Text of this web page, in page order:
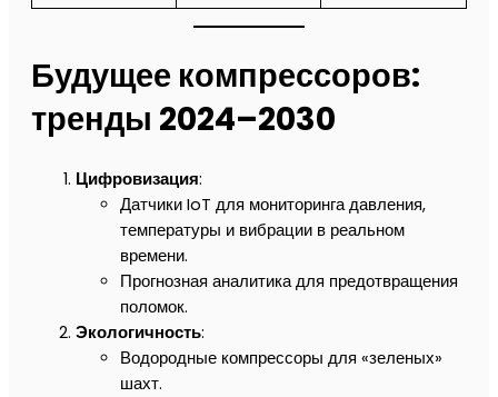
Будущее компрессоров:
тренды 2024–2030
Цифровизация:
Датчики IoT для мониторинга давления,
температуры и вибрации в реальном
времени.
Прогнозная аналитика для предотвращения
поломок.
Экологичность:
Водородные компрессоры для «зеленых»
шахт.